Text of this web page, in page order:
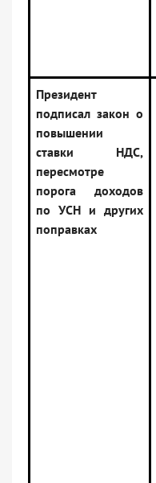
Президент
подписал закон о
повышении
ставки НДС,
пересмотре
порога доходов
по УСН и других
поправках